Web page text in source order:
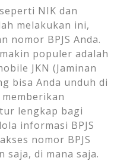
NIK dan
melakukan ini,
nomor BPJS Anda.
populer adalah
JKN (Jaminan
bisa Anda unduh di
lengkap bagi
informasi BPJS
nomor BPJS
saja, di mana saja.